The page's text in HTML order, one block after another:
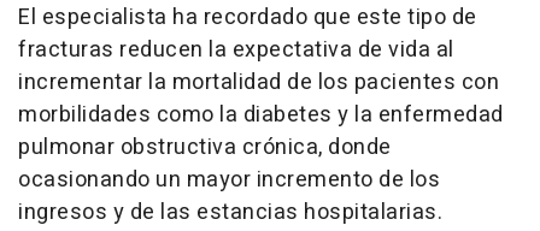
El especialista ha recordado que este tipo de
fracturas reducen la expectativa de vida al
incrementar la mortalidad de los pacientes con
morbilidades como la diabetes y la enfermedad
pulmonar obstructiva crónica, donde
ocasionando un mayor incremento de los
ingresos y de las estancias hospitalarias.